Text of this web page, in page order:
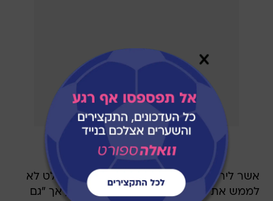
אשר לירושלמים, בדיווח נטען שבמועדון הוחלט לא
לממש את האופצייה על חאסונד גונסאלס, אך "גם